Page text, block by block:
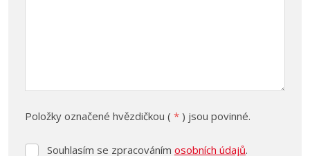
Položky označené hvězdičkou ( * ) jsou povinné.
Souhlasím
Souhlasím se zpracováním osobních údajů.